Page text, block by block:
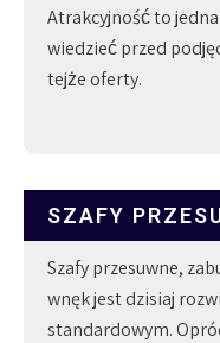
Atrakcyjność to
wiedzieć przed
tejże oferty.
SZAFY
Szafy przesuwne,
wnęk jest dzisiaj
standardowym.